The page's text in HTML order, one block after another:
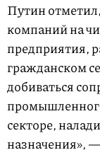
Путин
компаний на
предприятия,
гражданском
добиваться
секторе,
назначения»,